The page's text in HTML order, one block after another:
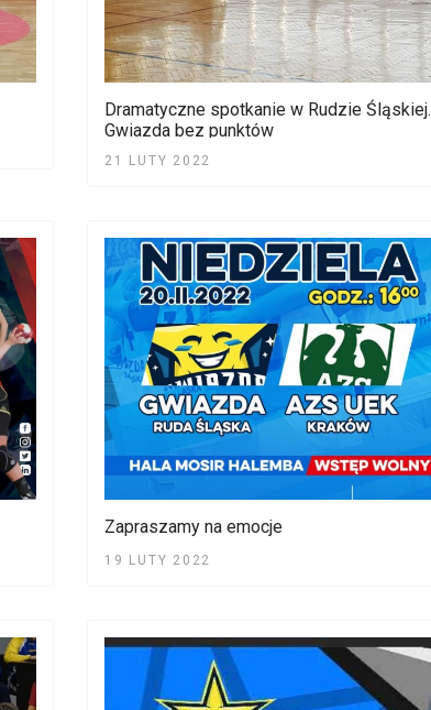
Dramatyczne spotkanie w Rudzie Śląskiej.
Gwiazda bez punktów
21 LUTY 2022
Zapraszamy na emocje
19 LUTY 2022